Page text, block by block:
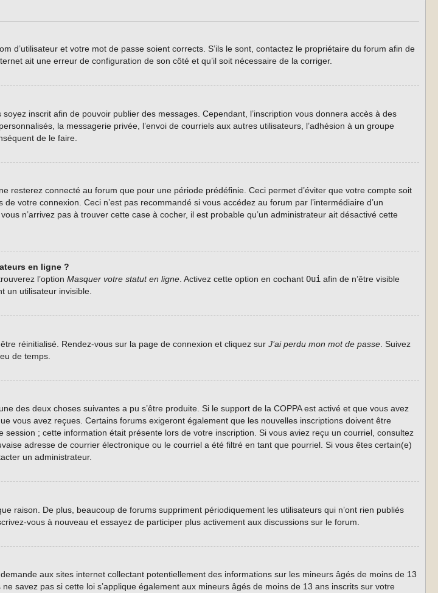
d’utilisateur et votre mot de passe soient corrects. S’ils le sont, contactez le propriétaire du forum afin de
ait une erreur de configuration de son côté et qu’il soit nécessaire de la corriger.
inscrit afin de pouvoir publier des messages. Cependant, l’inscription vous donnera accès à des
la messagerie privée, l’envoi de courriels aux autres utilisateurs, l’adhésion à un groupe
de le faire.
resterez connecté au forum que pour une période prédéfinie. Ceci permet d’éviter que votre compte soit
votre connexion. Ceci n’est pas recommandé si vous accédez au forum par l’intermédiaire d’un
n’arrivez pas à trouver cette case à cocher, il est probable qu’un administrateur ait désactivé cette
en ligne ?
l’option Masquer votre statut en ligne. Activez cette option en cochant Oui afin de n’être visible
un utilisateur invisible.
réinitialisé. Rendez-vous sur la page de connexion et cliquez sur J’ai perdu mon mot de passe . Suivez
de temps.
des deux choses suivantes a pu s’être produite. Si le support de la COPPA est activé et que vous avez
vous avez reçues. Certains forums exigeront également que les nouvelles inscriptions doivent être
; cette information était présente lors de votre inscription. Si vous aviez reçu un courriel, consultez
adresse de courrier électronique ou le courriel a été filtré en tant que pourriel. Si vous êtes certain(e)
un administrateur.
raison. De plus, beaucoup de forums suppriment périodiquement les utilisateurs qui n’ont rien publiés
vous à nouveau et essayez de participer plus activement aux discussions sur le forum.
aux sites internet collectant potentiellement des informations sur les mineurs âgés de moins de 13
savez pas si cette loi s’applique également aux mineurs âgés de moins de 13 ans inscrits sur votre